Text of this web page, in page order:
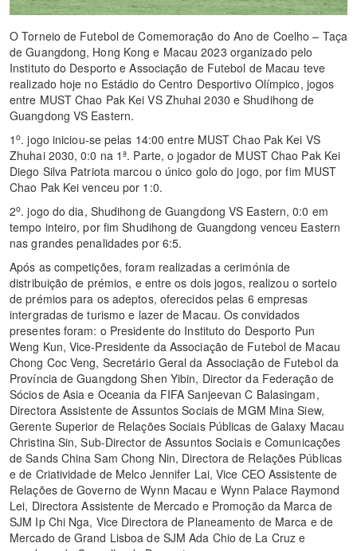
O Torneio de Futebol de Comemoração do Ano de Coelho – Taça
de Guangdong, Hong Kong e Macau 2023 organizado pelo
Instituto do Desporto e Associação de Futebol de Macau teve
realizado hoje no Estádio do Centro Desportivo Olímpico, jogos
entre MUST Chao Pak Kei VS Zhuhai 2030 e Shudihong de
Guangdong VS Eastern.
1o. jogo iniciou-se pelas 14:00 entre MUST Chao Pak Kei VS
Zhuhai 2030, 0:0 na 1ª. Parte, o jogador de MUST Chao Pak Kei
Diego Silva Patriota marcou o único golo do jogo, por fim MUST
Chao Pak Kei venceu por 1:0.
2o. jogo do dia, Shudihong de Guangdong VS Eastern, 0:0 em
tempo inteiro, por fim Shudihong de Guangdong venceu Eastern
nas grandes penalidades por 6:5.
Após as competições, foram realizadas a cerimónia de
distribuição de prémios, e entre os dois jogos, realizou o sorteio
de prémios para os adeptos, oferecidos pelas 6 empresas
intergradas de turismo e lazer de Macau. Os convidados
presentes foram: o Presidente do Instituto do Desporto Pun
Weng Kun, Vice-Presidente da Associação de Futebol de Macau
Chong Coc Veng, Secretário Geral da Associação de Futebol da
Província de Guangdong Shen Yibin, Director da Federação de
Sócios de Asia e Oceania da FIFA Sanjeevan C Balasingam,
Directora Assistente de Assuntos Sociais de MGM Mina Siew,
Gerente Superior de Relações Sociais Públicas de Galaxy Macau
Christina Sin, Sub-Director de Assuntos Sociais e Comunicações
de Sands China Sam Chong Nin, Directora de Relações Públicas
e de Criatividade de Melco Jennifer Lai, Vice CEO Assistente de
Relações de Governo de Wynn Macau e Wynn Palace Raymond
Lei, Directora Assistente de Mercado e Promoção da Marca de
SJM Ip Chi Nga, Vice Directora de Planeamento de Marca e de
Mercado de Grand Lisboa de SJM Ada Chio de La Cruz e